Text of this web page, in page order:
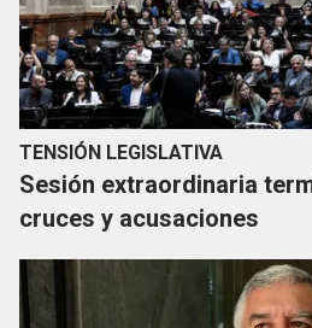
TENSIÓN LEGISLATIVA
Sesión extraordinaria
cruces y acusaciones